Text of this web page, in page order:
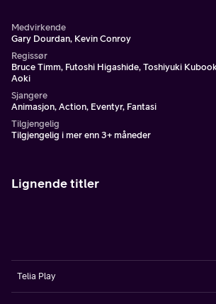
Medvirkende
Gary Dourdan, Kevin Conroy
Regissør
Bruce Timm, Futoshi Higashide, Toshiyuki
Aoki
Sjangere
Animasjon, Action, Eventyr, Fantasi
Tilgjengelig
Tilgjengelig i mer enn 3+ måneder
Lignende titler
Telia Play